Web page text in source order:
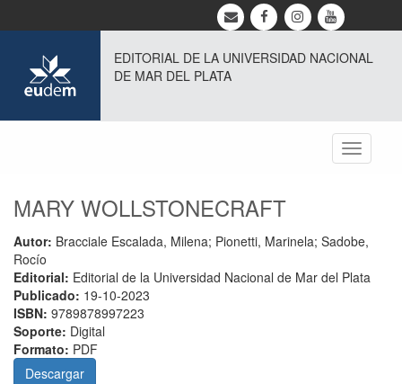
EDITORIAL DE LA UNIVERSIDAD NACIONAL
DE MAR DEL PLATA
Toggle
MARY WOLLSTONECRAFT
Autor: Bracciale Escalada, Milena; Pionetti, Marinela; Sadobe,
Rocío
Editorial: Editorial de la Universidad Nacional de Mar del Plata
Publicado: 19-10-2023
ISBN: 9789878997223
Soporte: Digital
Formato: PDF
Descargar